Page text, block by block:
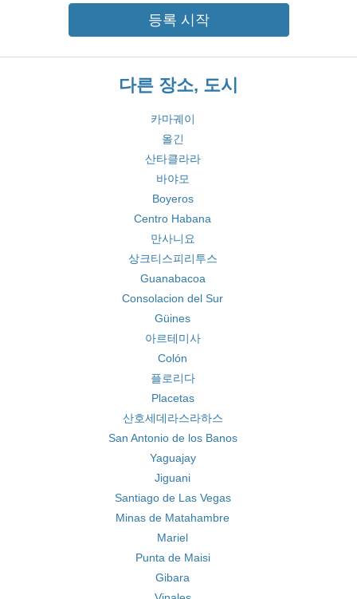
등록 시작
다른 장소, 도시
카마궤이
올긴
산타클라라
바야모
Boyeros
Centro Habana
만사니요
상크티스피리투스
Guanabacoa
Consolacion del Sur
Güines
아르테미사
Colón
플로리다
Placetas
산호세데라스라하스
San Antonio de los Banos
Yaguajay
Jiguani
Santiago de Las Vegas
Minas de Matahambre
Mariel
Punta de Maisi
Gibara